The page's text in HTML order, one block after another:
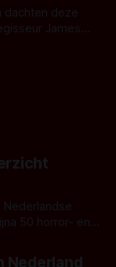
dachten deze
James
Nederlandse
50 horror- en
Nederland